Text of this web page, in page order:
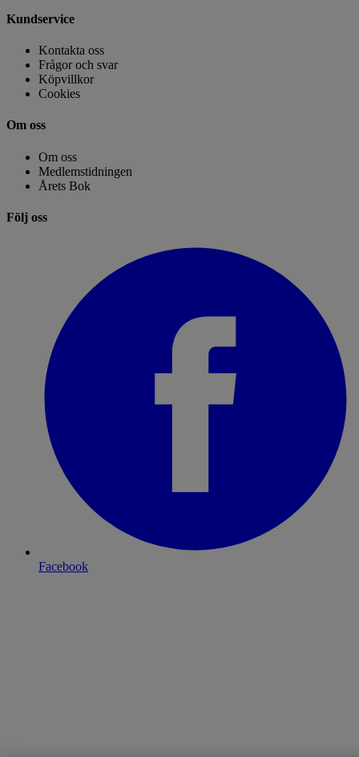
Kundservice
Kontakta oss
Frågor och svar
Köpvillkor
Cookies
Om oss
Om oss
Medlemstidningen
Årets Bok
Följ oss
Facebook